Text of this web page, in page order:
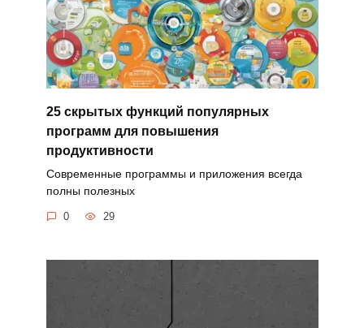
25 скрытых функций популярных
программ для повышения
продуктивности
Современные программы и приложения всегда
полны полезных
0 29